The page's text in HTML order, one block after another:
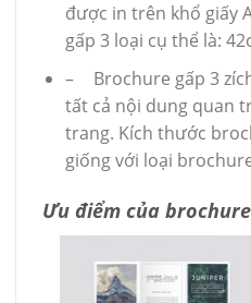
được in trên khổ giấy
gấp 3 loại cụ thể là:
–
Brochure gấp 3
tất cả nội dung quan
trang. Kích thước
giống với loại
Ưu điểm của